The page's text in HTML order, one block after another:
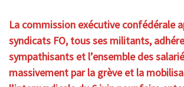
La commission exécutive confédérale
syndicats FO, tous ses militants,
sympathisants et l’ensemble des
massivement par la grève et la